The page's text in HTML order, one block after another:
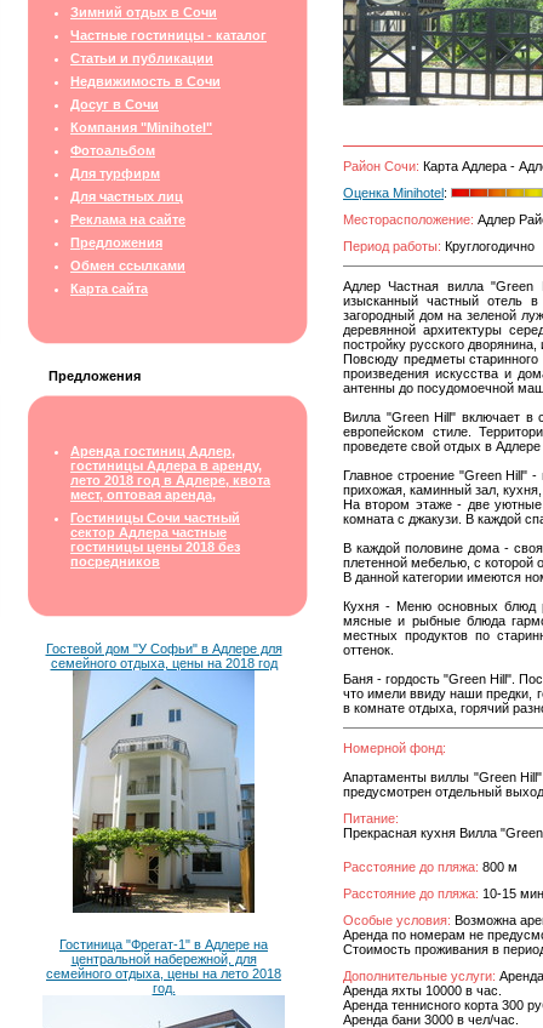
Зимний отдых в Сочи
Частные гостиницы - каталог
Статьи и публикации
Недвижимость в Сочи
Досуг в Сочи
Компания "Minihotel"
Фотоальбом
Для турфирм
Для частных лиц
Реклама на сайте
Предложения
Обмен ссылками
Карта сайта
Предложения
Аренда гостиниц Адлер,
гостиницы Адлера в аренду,
лето 2018 год в Адлере, квота
мест, оптовая аренда,
Гостиницы Сочи частный
сектор Адлера частные
гостиницы цены 2018 без
посредников
Гостевой дом "У Софьи" в Адлере для
семейного отдыха, цены на 2018 год
Гостиница "Фрегат-1" в Адлере на
центральной набережной, для
семейного отдыха, цены на лето 2018
год.
Район Сочи: Карта Адлера -
Оценка Minihotel:
Месторасположение: Адлер
Период работы: Круглогодично
Адлер Частная вилла "Green
изысканный частный отель
загородный дом на зеленой
деревянной архитектуры
постройку русского
Повсюду предметы старинного
произведения искусства и
антенны до посудомоечной
Вилла "Green Hill" включает в
европейском стиле.
проведете свой отдых в
Главное строение "Green Hill"
прихожая, каминный зал,
На втором этаже - две уютные
комната с джакузи. В каждой
В каждой половине дома -
плетенной мебелью, с которой
В данной категории имеются
Кухня - Меню основных блюд
мясные и рыбные блюда
местных продуктов по
оттенок.
Баня - гордость "Green Hill".
что имели ввиду наши предки,
в комнате отдыха, горячий
Номерной фонд:
Апартаменты виллы "Green
предусмотрен отдельный
Питание:
Прекрасная кухня Вилла
Расстояние до пляжа: 800 м
Расстояние до пляжа: 10-15
Особые условия: Возможна
Аренда по номерам не
Стоимость проживания в
Дополнительные услуги:
Аренда яхты 10000 в час.
Аренда теннисного корта 300
Аренда бани 3000 в чел/час.